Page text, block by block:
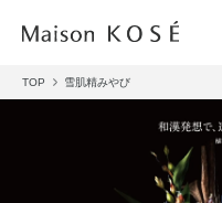
TOP 雪肌精みやび